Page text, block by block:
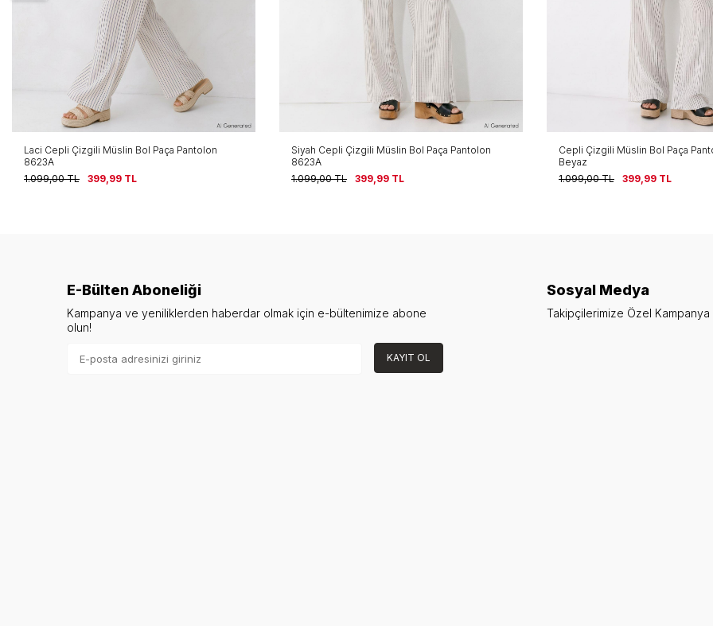
Laci Cepli Çizgili Müslin Bol Paça Pantolon
8623A
1.099,00TL 399,99 TL
Siyah Cepli Çizgili Müslin Bol Paça Pantolon
8623A
1.099,00TL 399,99 TL
Cepli Çizgili Müslin Bol Paça
Beyaz
1.099,00TL 399,99 TL
E-Bülten Aboneliği
Kampanya ve yeniliklerden haberdar olmak için e-bültenimize abone
olun!
KAYIT OL
Sosyal Medya
Takipçilerimize Özel